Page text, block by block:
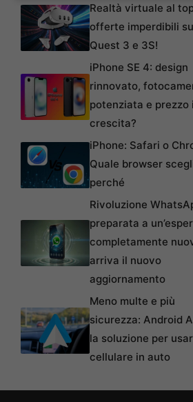
Realtà virtuale al
offerte imperdibili
Quest 3 e 3S!
iPhone SE 4: design
rinnovato,
potenziata e prezzo
crescita?
iPhone: Safari o
Quale browser
perché
Rivoluzione
preparata a
completamente
arriva il nuovo
aggiornamento
Meno multe e più
sicurezza: Android
la soluzione per
cellulare in auto